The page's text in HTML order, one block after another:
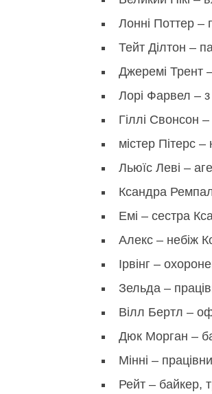
Лонні Поттер –
Тейт Ділтон –
Джеремі Трент
Лорі Фарвел –
Гіллі Свонсон
містер Пітерс
Льюїс Леві –
Ксандра
Емі – сестра
Алекс – небіж
Ірвінг –
Зельда –
Вілл Бертл –
Дюк Морган –
Мінні –
Рейт – байкер,